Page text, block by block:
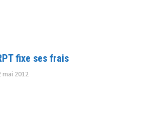
fixe ses frais
mai 2012